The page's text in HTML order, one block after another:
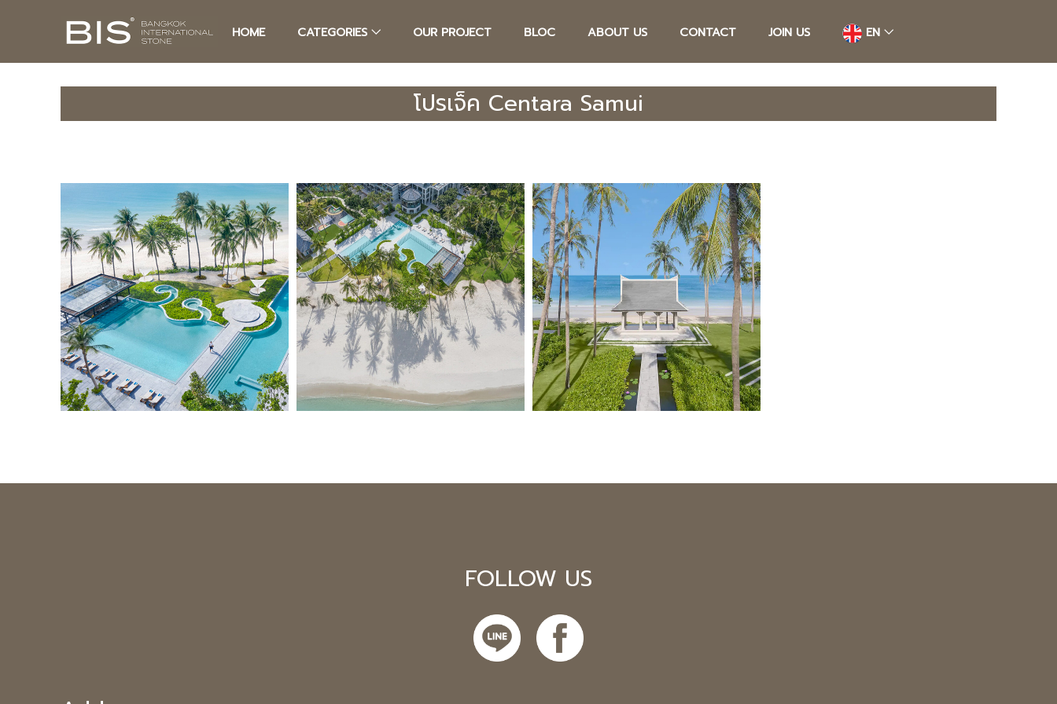
HOME CATEGORIES OUR PROJECT BLOC ABOUT US CONTACT JOIN US EN
โปรเจ็ค Centara Samui
FOLLOW US